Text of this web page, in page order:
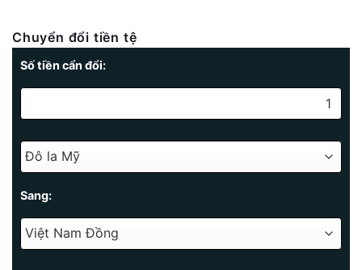
Chuyển đổi tiền tệ
Số tiền cẩn đổi:
Sang: